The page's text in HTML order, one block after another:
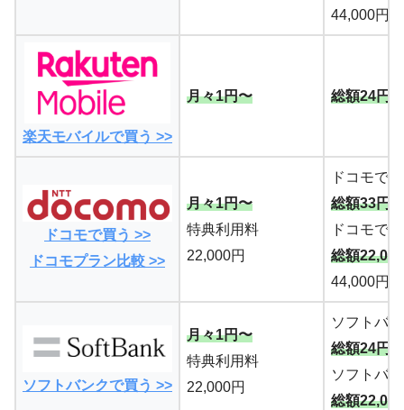
44,000円
楽天モバイルで買う >>
月々1円〜 総額24円〜
ドコモで買う >>
ドコモプラン比較 >>
月々1円〜
特典利用料
22,000円
ドコモで
総額33円〜
ドコモで
総額
44,000円
ソフトバンクで買う >>
月々1円〜
特典利用料
22,000円
ソフトバ
総額24円〜
ソフトバ
総額